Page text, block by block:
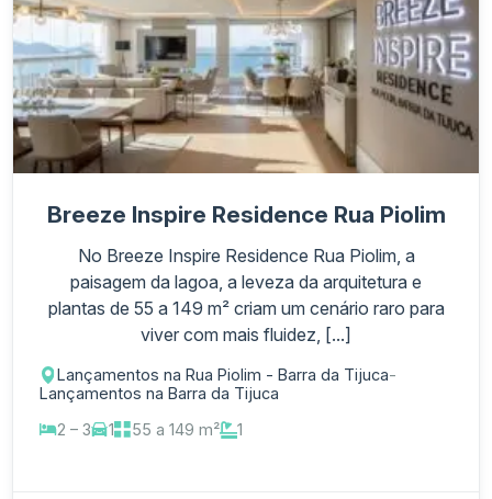
Breeze Inspire Residence Rua Piolim
No Breeze Inspire Residence Rua Piolim, a
paisagem da lagoa, a leveza da arquitetura e
plantas de 55 a 149 m² criam um cenário raro para
viver com mais fluidez, [...]
Lançamentos na Rua Piolim - Barra da Tijuca-
Lançamentos na Barra da Tijuca
2 – 3
1 55 a 149 m² 1